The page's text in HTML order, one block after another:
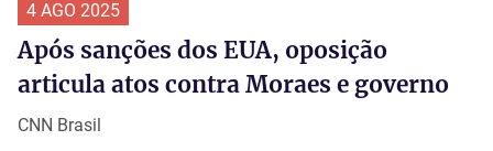
4 AGO 2025
Após sanções dos EUA, oposição
articula atos contra Moraes e governo
CNN Brasil